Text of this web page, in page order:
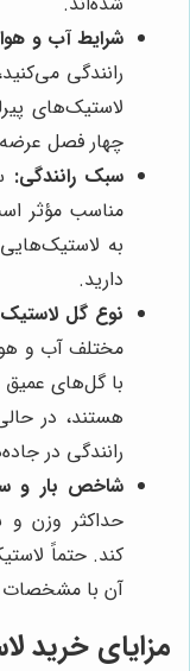
شرایط آب و
رانندگی
لاستیک‌های
چهار فصل
سبک رانندگی:
مناسب مؤثر
به لاستیک‌هایی
دارید.
نوع گل
مختلف آب و
با گل‌های عمیق
هستند، در
رانندگی در
شاخص بار و
حداکثر وزن
کند. حتماً
آن با مشخصات
مزایای خرید